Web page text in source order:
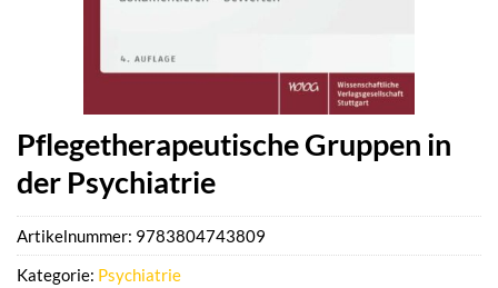
Pflegetherapeutische Gruppen in
der Psychiatrie
Artikelnummer: 9783804743809
Kategorie: Psychiatrie